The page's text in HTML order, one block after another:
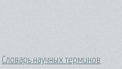
Словарь научных терминов